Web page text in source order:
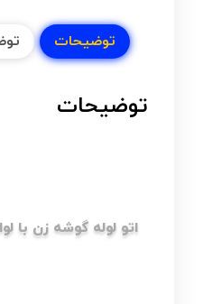
توضیحات
توضیحات
اتو لوله گوشه زن با